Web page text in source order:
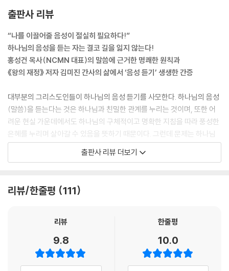
출판사 리뷰
“나를 이끌어줄 음성이 절실히 필요하다!”
하나님의 음성을 듣는 자는 결코 길을 잃지 않는다!
홍성건 목사(NCMN 대표)의 말씀에 근거한 명쾌한 원칙과
《왕의 재정》 저자 김미진 간사의 삶에서 ‘음성 듣기’ 생생한 간증
대부분의 그리스도인들이 하나님의 음성 듣기를 사모한다. 하나님의 음성
(말씀)을 듣는다는 것은 하나님과 친밀한 관계를 누리는 것이며, 또한 어
려운 현실 가운데에서도 하나님의 구체적이고 명확한 지침을 따라 풍성한
은혜를 누리며 살아갈 수 있음을 뜻하기 때문이다. 그런데 문제는 하나님
의 음성은 어떻게 듣는 것이고 그것을 어떻게 분별할 수 있느냐 하는 것이
다. 만약 하나님의 음성을 듣는 것에 대한 성경적 원리뿐 아니라 그 실제적
로 널리 알려진 김미진 간사와 더불어 공저한 이 책 [왕의 음성]은 성경적
기’에 대해 강의를 해온 홍성건 목사의 성경적 가르침과 더불어, 그 지침을
따라 삶에서 생생하게 음성 듣기를 체험해온 김미진 간사의 간증 사례가
합쳐진 책이기 때문이다.
출판사 리뷰 더보기
리뷰/한줄평 111
리뷰
9.8
한줄평
10.0